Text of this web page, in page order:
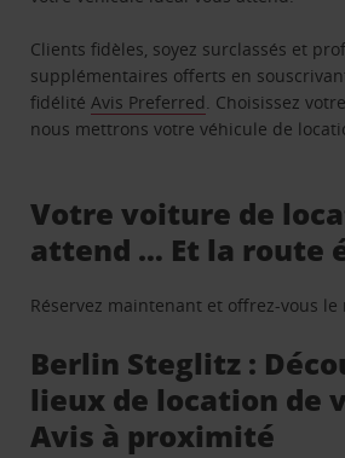
Clients fidèles, soyez surclassés et
supplémentaires offerts en
fidélitéAvis Preferred. Choisissez
nous mettrons votre véhicule de
Votre voiture de
attend … Et la route
Réservez maintenant et offrez-vous le
Berlin Steglitz :
lieux de location de
Avis à proximité